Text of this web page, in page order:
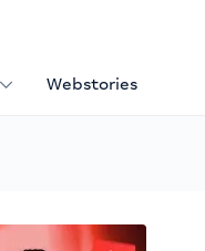
Webstories